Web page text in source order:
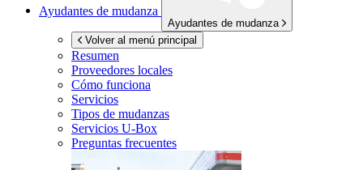
Ayudantes de mudanza
Ayudantes de mudanza
Volver al menú principal
Resumen
Proveedores locales
Cómo funciona
Servicios
Tipos de mudanzas
Servicios U-Box
Preguntas frecuentes